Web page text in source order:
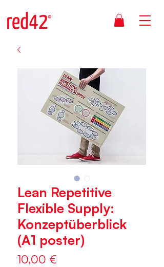
Lean Repetitive
Flexible Supply:
Konzeptüberblick
(A1 poster)
10,00 €